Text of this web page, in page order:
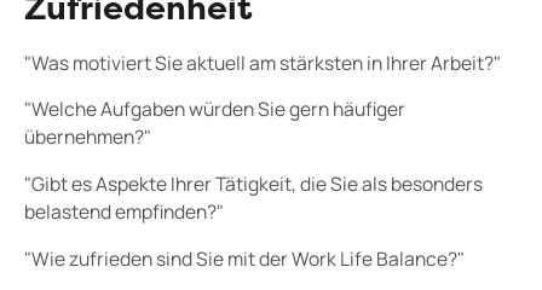
Zufriedenheit
"Was motiviert Sie aktuell am stärksten in Ihrer Arbeit?"
"Welche Aufgaben würden Sie gern häufiger
übernehmen?"
"Gibt es Aspekte Ihrer Tätigkeit, die Sie als besonders
belastend empfinden?"
"Wie zufrieden sind Sie mit der Work Life Balance?"